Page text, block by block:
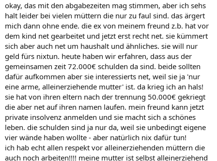
okay, das mit den abgabezeiten mag stimmen, aber ich sehs
halt leider bei vielen müttern die nur zu faul sind. das ärgert
mich dann ohne ende. die ex von meinem freund z.b. hat vor
dem kind net gearbeitet und jetzt erst recht net. sie kümmert
sich aber auch net um haushalt und ähnliches. sie will nur
geld fürs nixtun. heute haben wir erfahren, dass aus der
gemeinsamen zeit 72.000€ schulden da sind. beide sollten
dafür aufkommen aber sie interessierts net, weil sie ja 'nur
eine arme, alleinerziehende mutter' ist. da krieg ich an hals!
sie hat von ihren eltern nach der trennung 50.000€ gekriegt
die aber net auf ihren namen laufen. mein freund kann jetzt
private insolvenz anmelden und sie macht sich a schönes
leben. die schulden sind ja nur da, weil sie unbedingt eigene
vier wände haben wollte - aber natürlich nix dafür tun!
ich hab echt allen respekt vor alleinerziehenden müttern die
auch noch arbeiten!!!! meine mutter ist selbst alleinerziehend